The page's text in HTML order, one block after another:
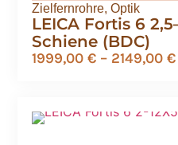
LEICA Fortis 6
Schiene (BDC)
Zielfernrohre, Optik
1999,00 € – 2149,00 €